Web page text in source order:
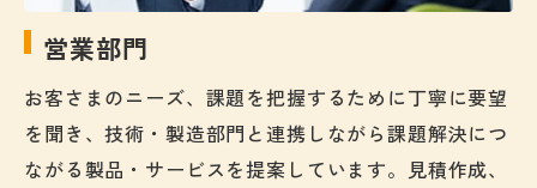
営業部門
お客さまのニーズ、課題を把握するために丁寧に要望
を聞き、技術・製造部門と連携しながら課題解決につ
ながる製品・サービスを提案しています。見積作成、